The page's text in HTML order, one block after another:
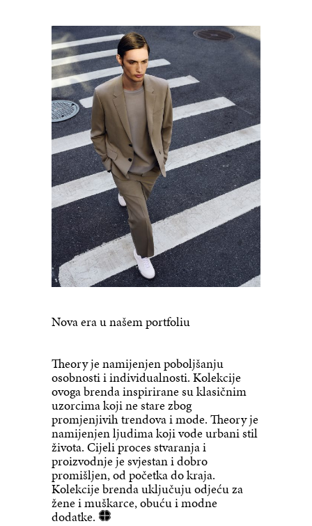
Nova era u našem portfoliu
Theory je namijenjen poboljšanju
osobnosti i individualnosti. Kolekcije
ovoga brenda inspirirane su klasičnim
uzorcima koji ne stare zbog
promjenjivih trendova i mode. Theory je
namijenjen ljudima koji vode urbani stil
života. Cijeli proces stvaranja i
proizvodnje je svjestan i dobro
promišljen, od početka do kraja.
Kolekcije brenda uključuju odjeću za
žene i muškarce, obuću i modne
dodatke.